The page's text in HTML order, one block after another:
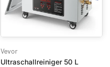
Vevor
Ultraschallreiniger 50 L